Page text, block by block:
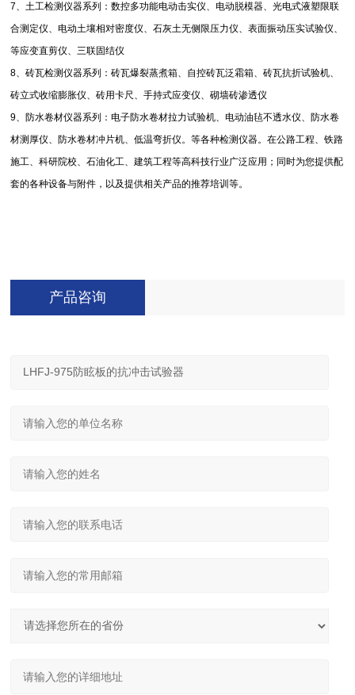
7、土工检测仪器系列：数控多功能电动击实仪、电动脱模器、光电式液塑限联
合测定仪、电动土壤相对密度仪、石灰土无侧限压力仪、表面振动压实试验仪、
等应变直剪仪、三联固结仪
8、砖瓦检测仪器系列：砖瓦爆裂蒸煮箱、自控砖瓦泛霜箱、砖瓦抗折试验机、
砖立式收缩膨胀仪、砖用卡尺、手持式应变仪、砌墙砖渗透仪
9、防水卷材仪器系列：电子防水卷材拉力试验机、电动油毡不透水仪、防水卷
材测厚仪、防水卷材冲片机、低温弯折仪。等各种检测仪器。在公路工程、铁路
施工、科研院校、石油化工、建筑工程等高科技行业广泛应用；同时为您提供配
套的各种设备与附件，以及提供相关产品的推荐培训等。
产品咨询